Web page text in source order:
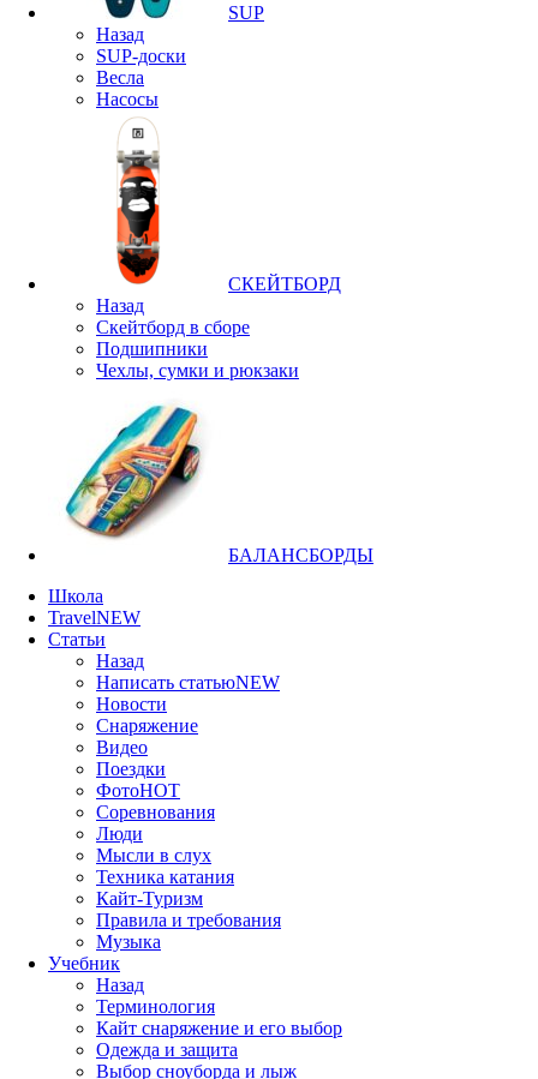
SUP
Назад
SUP-доски
Весла
Насосы
СКЕЙТБОРД
Назад
Скейтборд в сборе
Подшипники
Чехлы, сумки и рюкзаки
БАЛАНСБОРДЫ
Школа
TravelNEW
Статьи
Назад
Написать статьюNEW
Новости
Снаряжение
Видео
Поездки
ФотоHOT
Соревнования
Люди
Мысли в слух
Техника катания
Кайт-Туризм
Правила и требования
Музыка
Учебник
Назад
Терминология
Кайт снаряжение и его выбор
Одежда и защита
Выбор сноуборда и лыж